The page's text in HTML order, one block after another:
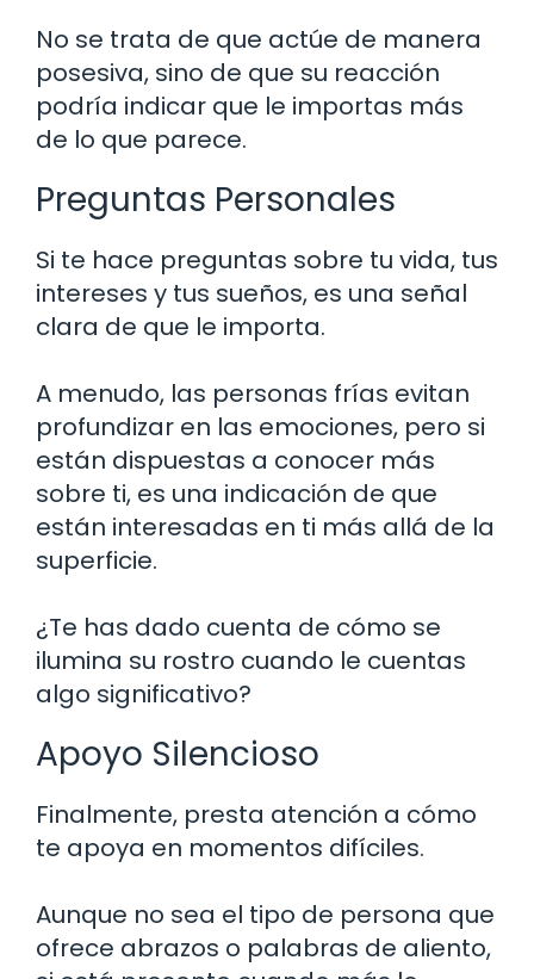
No se trata de que actúe de manera
posesiva, sino de que su reacción
podría indicar que le importas más
de lo que parece.
Preguntas Personales
Si te hace preguntas sobre tu vida, tus
intereses y tus sueños, es una señal
clara de que le importa.
A menudo, las personas frías evitan
profundizar en las emociones, pero si
están dispuestas a conocer más
sobre ti, es una indicación de que
están interesadas en ti más allá de la
superficie.
¿Te has dado cuenta de cómo se
ilumina su rostro cuando le cuentas
algo significativo?
Apoyo Silencioso
Finalmente, presta atención a cómo
te apoya en momentos difíciles.
Aunque no sea el tipo de persona que
ofrece abrazos o palabras de aliento,